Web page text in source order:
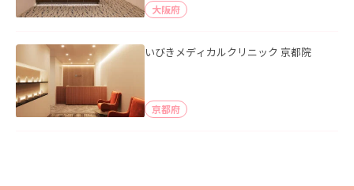
大阪府
いびきメディカルクリニック 京都院
京都府